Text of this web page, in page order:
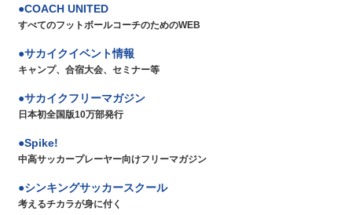
COACH UNITED
すべてのフットボールコーチのためのWEB
サカイクイベント情報
キャンプ、合宿大会、セミナー等
サカイクフリーマガジン
日本初全国版10万部発行
Spike!
中高サッカープレーヤー向けフリーマガジン
シンキングサッカースクール
考えるチカラが身に付く